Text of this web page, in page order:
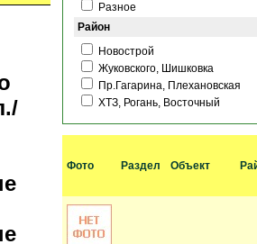
Разное
Район
Новострой
Жуковского, Шишковка
Пр.Гагарина, Плехановская
ХТЗ, Рогань, Восточный
Фото Раздел Объект